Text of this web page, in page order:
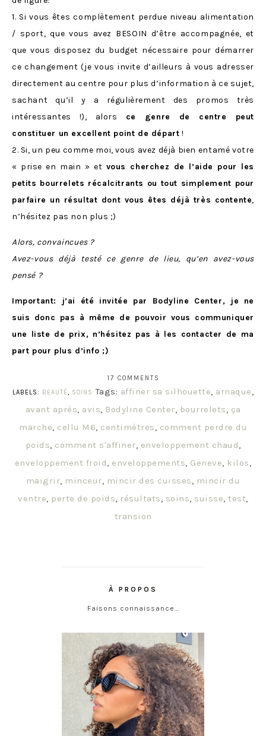
1. Si vous êtes complètement perdue niveau alimentation
/ sport, que vous avez BESOIN d’être accompagnée, et
que vous disposez du budget nécessaire pour démarrer
ce changement (je vous invite d’ailleurs à vous adresser
directement au centre pour plus d’information à ce sujet,
sachant qu’il y a régulièrement des promos très
intéressantes !), alors ce genre de centre peut
constituer un excellent point de départ !
2. Si, un peu comme moi, vous avez déjà bien entamé votre
« prise en main » et vous cherchez de l’aide pour les
petits bourrelets récalcitrants ou tout simplement pour
parfaire un résultat dont vous êtes déjà très contente,
n’hésitez pas non plus ;)
Alors, convaincues ?
Avez-vous déjà testé ce genre de lieu, qu’en avez-vous
pensé ?
Important: j’ai été invitée par Bodyline Center, je ne
suis donc pas à même de pouvoir vous communiquer
une liste de prix, n’hésitez pas à les contacter de ma
part pour plus d’info ;)
17 COMMENTS
LABELS: BEAUTÉ, SOINS Tags: affiner sa silhouette, arnaque,
avant après, avis, Bodyline Center, bourrelets, ça
marche, cellu M6, centimètres, comment perdre du
poids, comment s'affiner, enveloppement chaud,
enveloppement froid, enveloppements, Geneve, kilos,
maigrir, minceur, mincir des cuisses, mincir du
ventre, perte de poids, résultats, soins, suisse,test,
transion
À PROPOS
Faisons connaissance…